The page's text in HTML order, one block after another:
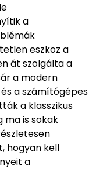
a
eszköz a
át szolgálta a
a modern
a számítógépes
a klasszikus
is sokak
hogyan kell
a